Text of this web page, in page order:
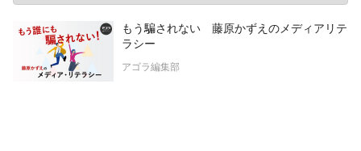
もう騙されない 藤原かずえのメディアリテ
ラシー
アゴラ編集部